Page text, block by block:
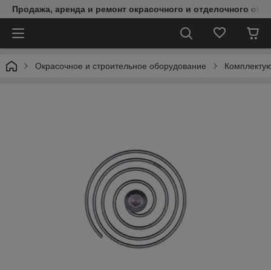
Продажа, аренда и ремонт окрасочного и отделочного
Окрасочное и строительное оборудование